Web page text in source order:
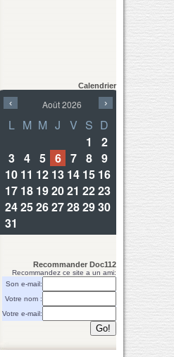
Calendrier
Recommander Doc112
Recommandez ce site a un ami:
Son e-mail:
Votre nom :
Votre e-mail: